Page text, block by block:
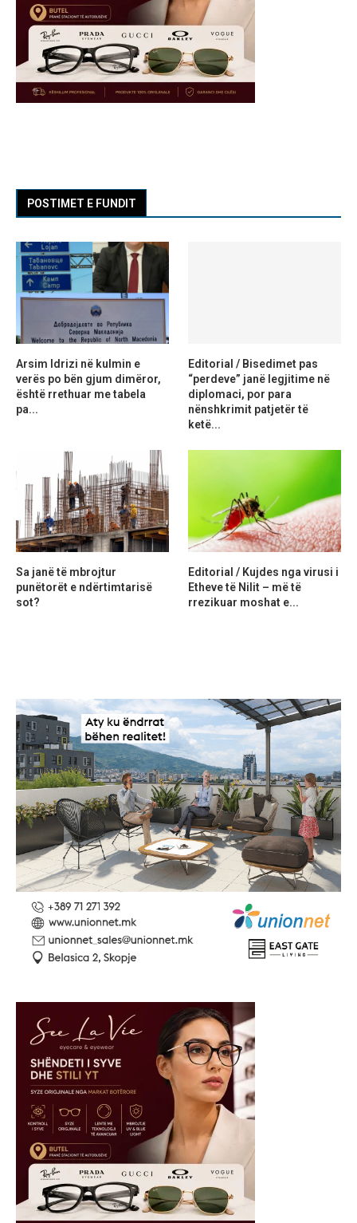
POSTIMET E FUNDIT
Arsim Idrizi në kulmin e
verës po bën gjum dimëror,
është rrethuar me tabela
pa...
Editorial / Bisedimet pas
“perdeve” janë legjitime në
diplomaci, por para
nënshkrimit patjetër të
ketë...
Sa janë të mbrojtur
punëtorët e ndërtimtarisë
sot?
Editorial / Kujdes nga virusi i
Etheve të Nilit – më të
rrezikuar moshat e...